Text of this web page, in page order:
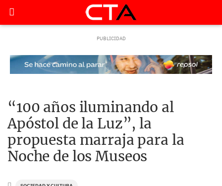
“100 años iluminando al
Apóstol de la Luz”, la
propuesta marraja para la
Noche de los Museos